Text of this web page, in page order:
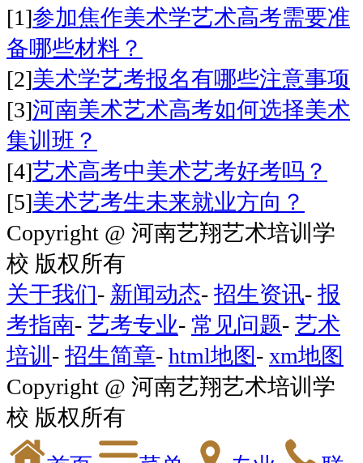
[1]参加焦作美术学艺术高考需要准
备哪些材料？
[2]美术学艺考报名有哪些注意事项
[3]河南美术艺术高考如何选择美术
集训班？
[4]艺术高考中美术艺考好考吗？
[5]美术艺考生未来就业方向？
Copyright @ 河南艺翔艺术培训学
校 版权所有
关于我们- 新闻动态- 招生资讯- 报
考指南- 艺考专业- 常见问题- 艺术
培训 - 招生简章- html地图- xm地图
Copyright @ 河南艺翔艺术培训学
校 版权所有